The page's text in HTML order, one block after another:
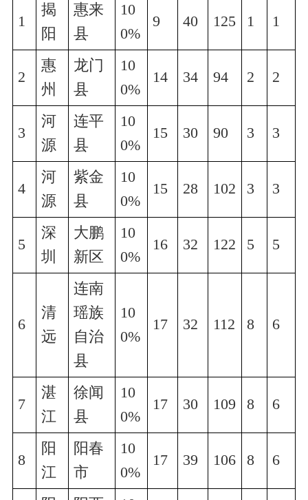
1
揭
阳
惠来
县
10
0%
9 40 125 1 1
2
惠
州
龙门
县
10
0%
14 34 94 2 2
3
河
源
连平
县
10
0%
15 30 90 3 3
4
河
源
紫金
县
10
0%
15 28 102 3 3
5
深
圳
大鹏
新区
10
0%
16 32 122 5 5
6
清
远
连南
瑶族
自治
县
10
0%
17 32 112 8 6
7
湛
江
徐闻
县
10
0%
17 30 109 8 6
8
阳
江
阳春
市
10
0%
17 39 106 8 6